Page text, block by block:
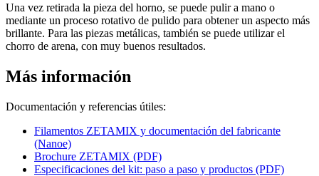
Una vez retirada la pieza del horno, se puede pulir a mano o
mediante un proceso rotativo de pulido para obtener un aspecto más
brillante. Para las piezas metálicas, también se puede utilizar el
chorro de arena, con muy buenos resultados.
Más información
Documentación y referencias útiles:
Filamentos ZETAMIX y documentación del fabricante
(Nanoe)
Brochure ZETAMIX (PDF)
Especificaciones del kit: paso a paso y productos (PDF)